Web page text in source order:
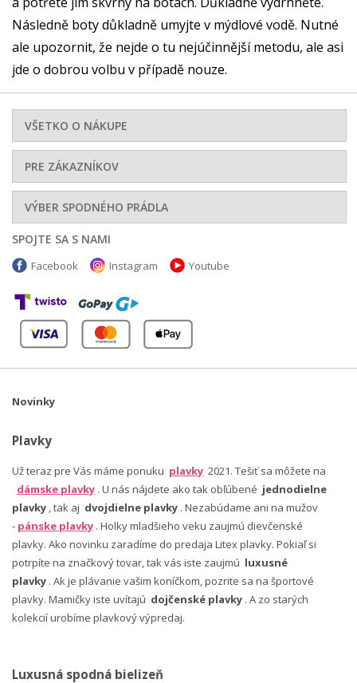
Následně boty důkladně umyjte v mýdlové vodě. Nutné
ale upozornit, že nejde o tu nejúčinnější metodu, ale asi
jde o dobrou volbu v případě nouze.
VŠETKO O NÁKUPE
PRE ZÁKAZNÍKOV
VÝBER SPODNÉHO PRÁDLA
SPOJTE SA S NAMI
Facebook Instagram Youtube
Novinky
Plavky
Už teraz pre Vás máme ponuku plavky 2021. Tešiť sa môžete na
dámske plavky . U nás nájdete ako tak obľúbené jednodielne
plavky , tak aj dvojdielne plavky . Nezabúdame ani na mužov
- pánske plavky . Holky mladšieho veku zaujmú dievčenské
plavky. Ako novinku zaradíme do predaja Litex plavky. Pokiaľ si
potrpíte na značkový tovar, tak vás iste zaujmú luxusné
plavky . Ak je plávanie vašim koníčkom, pozrite sa na športové
plavky. Mamičky iste uvítajú dojčenské plavky . A zo starých
kolekcií urobíme plavkový výpredaj.
Luxusná spodná bielizeň